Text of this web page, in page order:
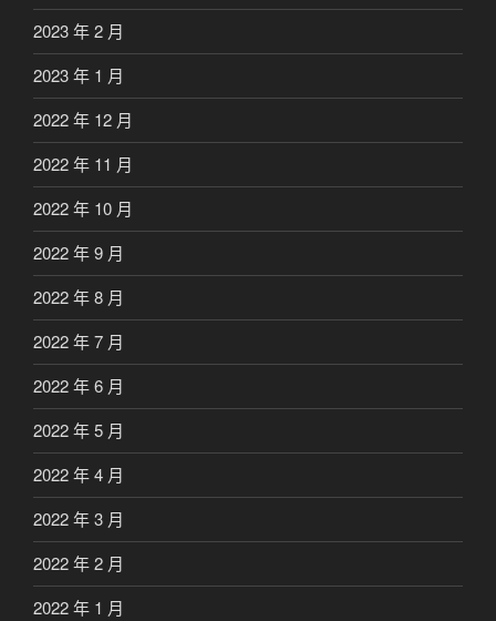
2023 年 2 月
2023 年 1 月
2022 年 12 月
2022 年 11 月
2022 年 10 月
2022 年 9 月
2022 年 8 月
2022 年 7 月
2022 年 6 月
2022 年 5 月
2022 年 4 月
2022 年 3 月
2022 年 2 月
2022 年 1 月